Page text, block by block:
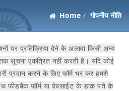
Home गोपनीय नीति
पर प्रतिक्रिया देने के अलावा किसी अन्य
सूचना एकत्रित नहीं करती है। यदि कोई
प्रदान करने के लिए फॉर्म भर कर हमसे
फीडबैक फॉर्म या वेबसाईट के डाक पते के